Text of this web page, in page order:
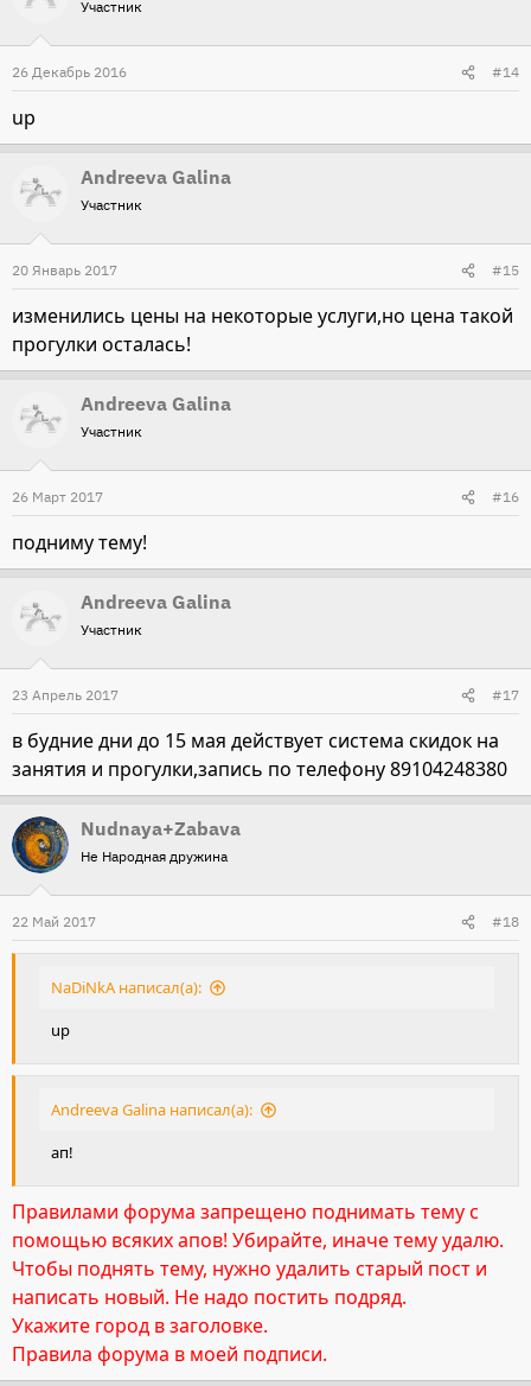
Участник
26 Декабрь 2016 #14
up
Andreeva Galina
Участник
20 Январь 2017 #15
изменились цены на некоторые услуги,но цена такой
прогулки осталась!
Andreeva Galina
Участник
26 Март 2017 #16
подниму тему!
Andreeva Galina
Участник
23 Апрель 2017 #17
в будние дни до 15 мая действует система скидок на
занятия и прогулки,запись по телефону 89104248380
Nudnaya+Zabava
Не Народная дружина
22 Май 2017 #18
NaDiNkA написал(а):
up
Andreeva Galina написал(а):
ап!
Правилами форума запрещено поднимать тему с
помощью всяких апов! Убирайте, иначе тему удалю.
Чтобы поднять тему, нужно удалить старый пост и
написать новый. Не надо постить подряд.
Укажите город в заголовке.
Правила форума в моей подписи.